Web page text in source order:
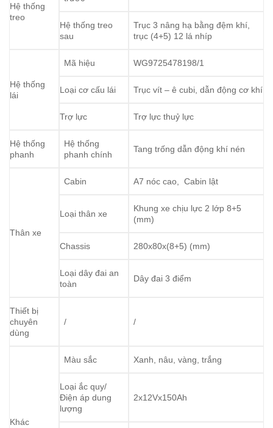
Hệ thống
treo
Hệ thống treo
sau
Trục 3 nâng hạ bằng đệm khí,
trục (4+5) 12 lá nhíp
Hệ thống
lái
Mã hiệu WG9725478198/1
Loại cơ cấu lái Trục vít – ê cubi, dẫn động cơ khí
Trợ lực Trợ lực thuỷ lực
Hệ thống
phanh
Hệ thống
phanh chính
Tang trống dẫn động khí nén
Thân xe
Cabin A7 nóc cao, Cabin lật
Loại thân xe
Khung xe chịu lực 2 lớp 8+5
(mm)
Chassis 280x80x(8+5) (mm)
Loại dây đai an
toàn
Dây đai 3 điểm
Thiết bị
chuyên
dùng
/ /
Khác
Màu sắc Xanh, nâu, vàng, trắng
Loại ắc quy/
Điện áp dung
lượng
2x12Vx150Ah